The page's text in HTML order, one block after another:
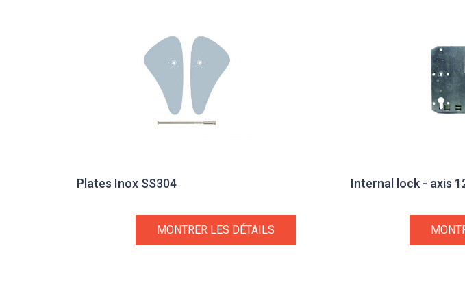
Plates Inox SS304
MONTRER LES DÉTAILS
Internal lock - axis